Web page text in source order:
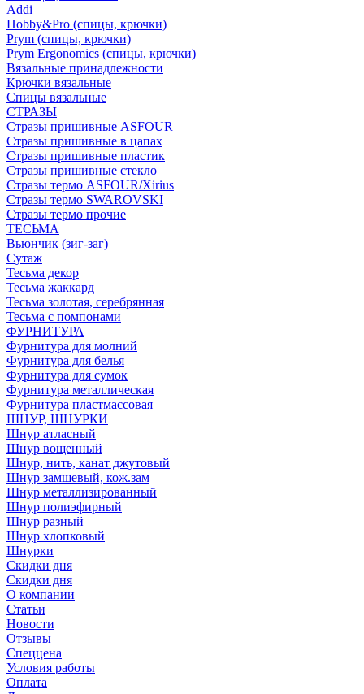
Addi
Hobby&Pro (спицы, крючки)
Prym (спицы, крючки)
Prym Ergonomics (спицы, крючки)
Вязальные принадлежности
Крючки вязальные
Спицы вязальные
СТРАЗЫ
Стразы пришивные ASFOUR
Стразы пришивные в цапах
Стразы пришивные пластик
Стразы пришивные стекло
Стразы термо ASFOUR/Xirius
Стразы термо SWAROVSKI
Стразы термо прочие
ТЕСЬМА
Вьюнчик (зиг-заг)
Сутаж
Тесьма декор
Тесьма жаккард
Тесьма золотая, серебрянная
Тесьма с помпонами
ФУРНИТУРА
Фурнитура для молний
Фурнитура для белья
Фурнитура для сумок
Фурнитура металлическая
Фурнитура пластмассовая
ШНУР, ШНУРКИ
Шнур атласный
Шнур вощенный
Шнур, нить, канат джутовый
Шнур замшевый, кож.зам
Шнур металлизированный
Шнур полиэфирный
Шнур разный
Шнур хлопковый
Шнурки
Скидки дня
Скидки дня
О компании
Статьи
Новости
Отзывы
Спеццена
Условия работы
Оплата